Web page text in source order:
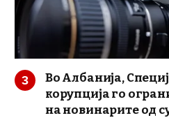
Во Албанија,
корупција го
на новинарите од